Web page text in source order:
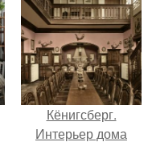
Кёнигсберг.
Интерьер дома